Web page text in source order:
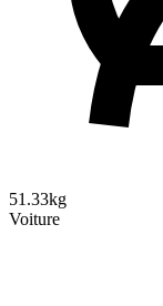
51.33kg
Voiture